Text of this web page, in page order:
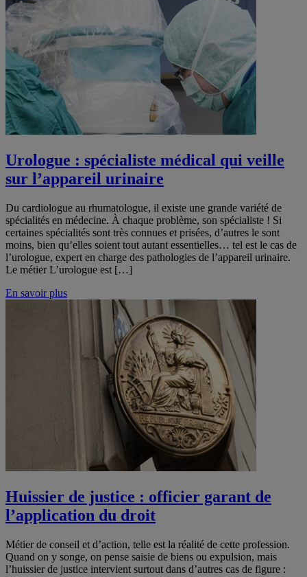
Urologue : spécialiste médical qui veille
sur l’appareil urinaire
Du cardiologue au rhumatologue, il existe une grande variété de
spécialités en médecine. À chaque problème, son spécialiste ! Si
certaines spécialités sont très connues et prisées, d’autres le sont
moins, bien qu’elles soient tout autant essentielles… tel est le cas de
l’urologue, expert en charge des pathologies de l’appareil urinaire.
Le métier L’urologue est […]
En savoir plus
Huissier de justice : officier garant de
l’application du droit
Métier de conseil et d’action, telle est la réalité de cette profession.
Quand on y songe, on pense saisie de biens ou expulsion, mais
l’huissier de justice intervient surtout dans d’autres cas de figure :